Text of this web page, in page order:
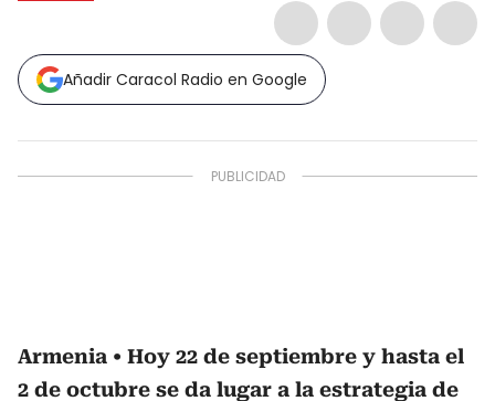
Añadir Caracol Radio en Google
Armenia
Hoy 22 de septiembre y hasta el
2 de octubre se da lugar a la estrategia de